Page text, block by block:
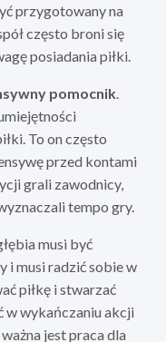
przygotowany na
często broni się
posiadania piłki.
pomocnik.
To on często
przed kontami
grali zawodnicy,
tempo gry.
musi być
i musi radzić sobie w
piłkę i stwarzać
w wykańczaniu akcji
jest praca dla